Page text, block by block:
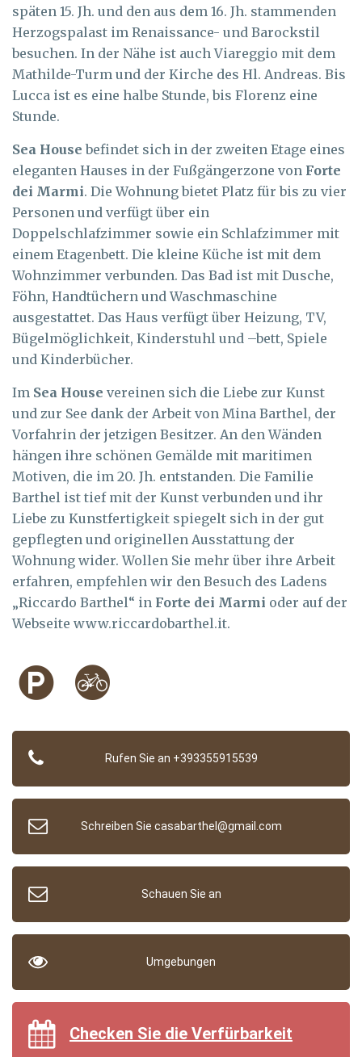
späten 15. Jh. und den aus dem 16. Jh. stammenden
Herzogspalast im Renaissance- und Barockstil
besuchen. In der Nähe ist auch Viareggio mit dem
Mathilde-Turm und der Kirche des Hl. Andreas. Bis
Lucca ist es eine halbe Stunde, bis Florenz eine
Stunde.
Sea Housebefindet sich in der zweiten Etage eines
eleganten Hauses in der Fußgängerzone von Forte
dei Marmi. Die Wohnung bietet Platz für bis zu vier
Personen und verfügt über ein
Doppelschlafzimmer sowie ein Schlafzimmer mit
einem Etagenbett. Die kleine Küche ist mit dem
Wohnzimmer verbunden. Das Bad ist mit Dusche,
Föhn, Handtüchern und Waschmaschine
ausgestattet. Das Haus verfügt über Heizung, TV,
Bügelmöglichkeit, Kinderstuhl und –bett, Spiele
und Kinderbücher.
Im Sea House vereinen sich die Liebe zur Kunst
und zur See dank der Arbeit von Mina Barthel, der
Vorfahrin der jetzigen Besitzer. An den Wänden
hängen ihre schönen Gemälde mit maritimen
Motiven, die im 20. Jh. entstanden. Die Familie
Barthel ist tief mit der Kunst verbunden und ihr
Liebe zu Kunstfertigkeit spiegelt sich in der gut
gepflegten und originellen Ausstattung der
Wohnung wider. Wollen Sie mehr über ihre Arbeit
erfahren, empfehlen wir den Besuch des Ladens
„Riccardo Barthel“ in Forte dei Marmi oder auf der
Webseite www.riccardobarthel.it.
Rufen Sie an +393355915539
Schreiben Sie casabarthel@gmail.com
Schauen Sie an
Umgebungen
Checken Sie die Verfürbarkeit